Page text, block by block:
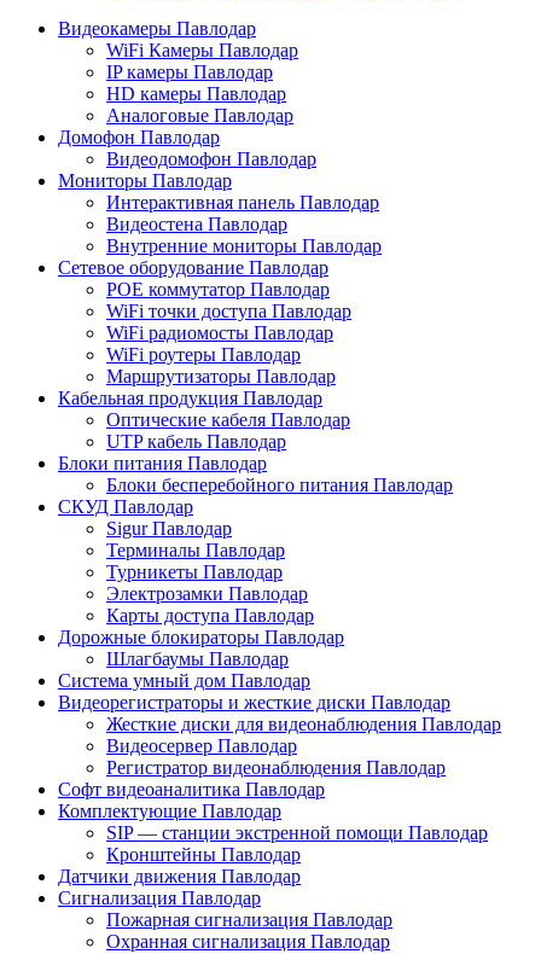
Видеокамеры Павлодар
WiFi Камеры Павлодар
IP камеры Павлодар
HD камеры Павлодар
Аналоговые Павлодар
Домофон Павлодар
Видеодомофон Павлодар
Мониторы Павлодар
Интерактивная панель Павлодар
Видеостена Павлодар
Внутренние мониторы Павлодар
Сетевое оборудование Павлодар
POE коммутатор Павлодар
WiFi точки доступа Павлодар
WiFi радиомосты Павлодар
WiFi роутеры Павлодар
Маршрутизаторы Павлодар
Кабельная продукция Павлодар
Оптические кабеля Павлодар
UTP кабель Павлодар
Блоки питания Павлодар
Блоки бесперебойного питания Павлодар
СКУД Павлодар
Sigur Павлодар
Терминалы Павлодар
Турникеты Павлодар
Электрозамки Павлодар
Карты доступа Павлодар
Дорожные блокираторы Павлодар
Шлагбаумы Павлодар
Система умный дом Павлодар
Видеорегистраторы и жесткие диски Павлодар
Жесткие диски для видеонаблюдения Павлодар
Видеосервер Павлодар
Регистратор видеонаблюдения Павлодар
Софт видеоаналитика Павлодар
Комплектующие Павлодар
SIP — станции экстренной помощи Павлодар
Кронштейны Павлодар
Датчики движения Павлодар
Сигнализация Павлодар
Пожарная сигнализация Павлодар
Охранная сигнализация Павлодар